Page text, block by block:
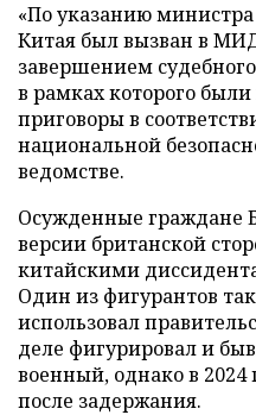
«По указанию
Китая был вызван в
завершением
в рамках которого
приговоры в
национальной
ведомстве.
Осужденные граждане
версии британской
китайскими
Один из фигурантов
использовал
деле фигурировал и
военный, однако в 2024
после задержания.